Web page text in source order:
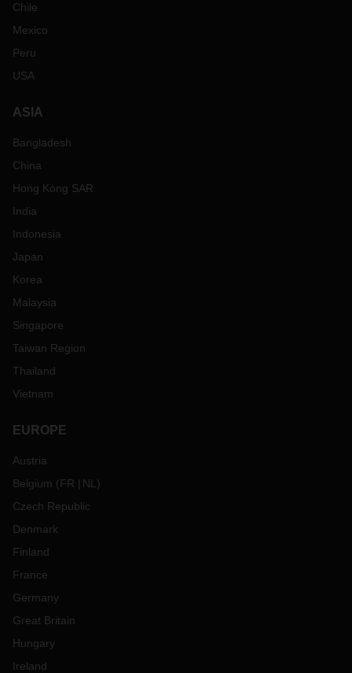
Chile
Mexico
Peru
USA
ASIA
Bangladesh
China
Hong Kong SAR
India
Indonesia
Japan
Korea
Malaysia
Singapore
Taiwan Region
Thailand
Vietnam
EUROPE
Austria
Belgium (FR NL )
Czech Republic
Denmark
Finland
France
Germany
Great Britain
Hungary
Ireland